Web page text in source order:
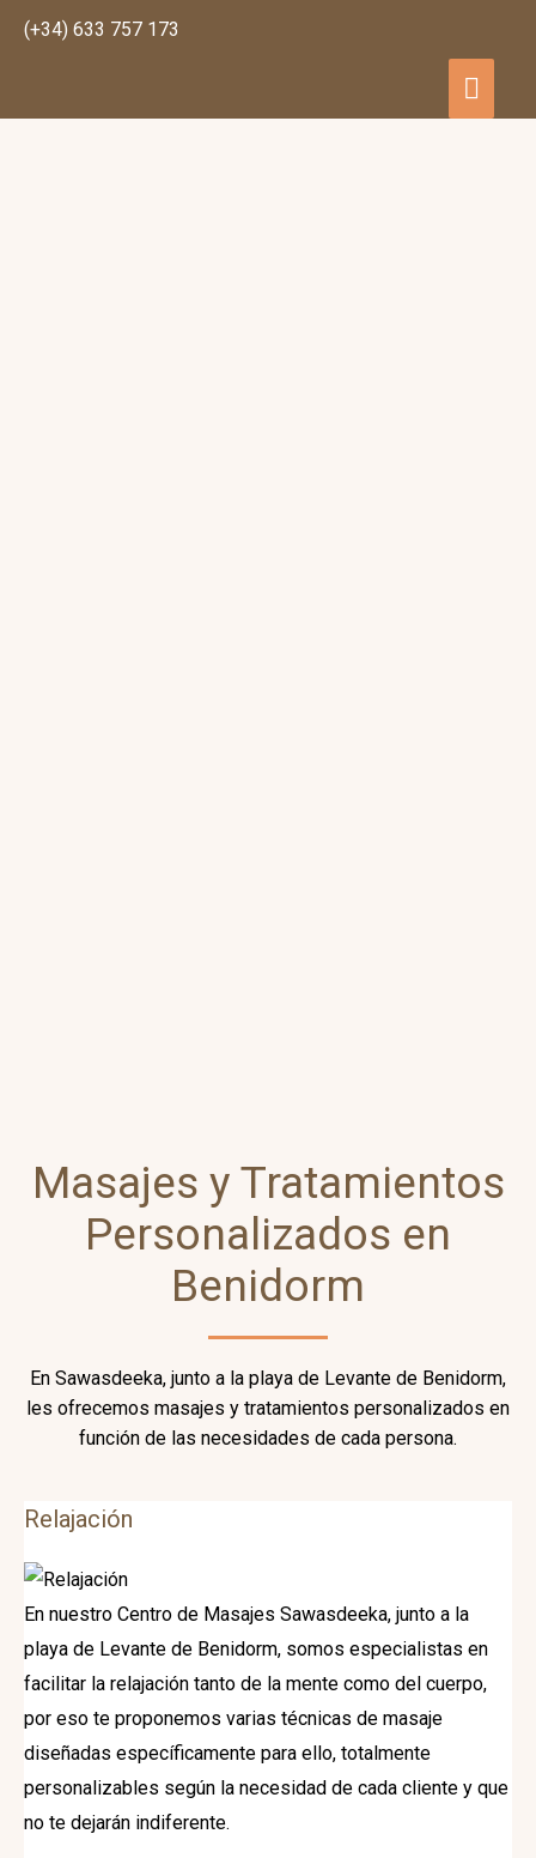
(+34) 633 757 173
Main
Masajes y Tratamientos
Personalizados en
Benidorm
En Sawasdeeka, junto a la playa de Levante de Benidorm,
les ofrecemos masajes y tratamientos personalizados en
función de las necesidades de cada persona.
Relajación
En nuestro Centro de Masajes Sawasdeeka, junto a la
playa de Levante de Benidorm, somos especialistas en
facilitar la relajación tanto de la mente como del cuerpo,
por eso te proponemos varias técnicas de masaje
diseñadas específicamente para ello, totalmente
personalizables según la necesidad de cada cliente y que
no te dejarán indiferente.